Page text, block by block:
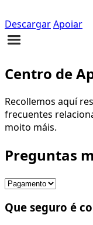
DescargarApoiar
Centro de
Recollemos aquí
frecuentes
moito máis.
Preguntas
Que seguro é